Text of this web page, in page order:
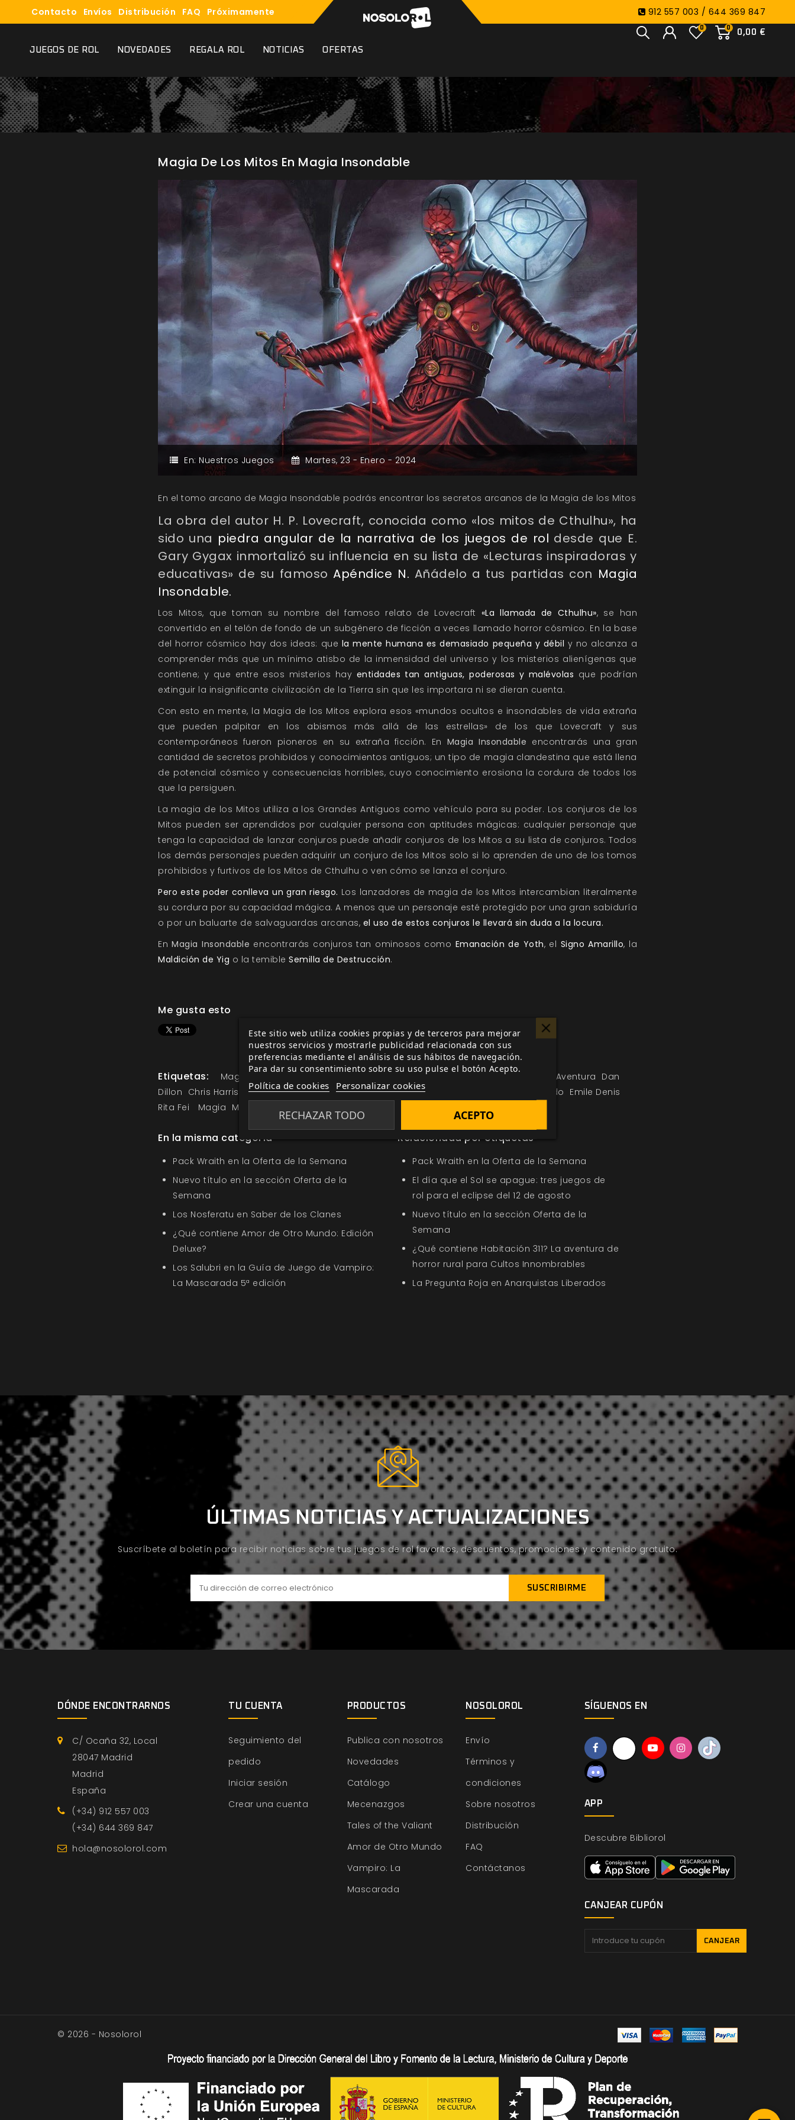
Contacto Envíos Distribución FAQ Próximamente 912 557 003 / 644 369 847
0
0,00 €
0
JUEGOS DE ROL NOVEDADES REGALA ROL NOTICIAS OFERTAS
Magia De Los Mitos En Magia Insondable
En: Nuestros Juegos Martes, 23 -Enero - 2024
En el tomo arcano de Magia Insondable podrás encontrar los secretos arcanos de la Magia de los Mitos
La obra del autor H. P. Lovecraft, conocida como «los mitos de Cthulhu», ha
sido una piedra angular de la narrativa de los juegos de rol desde que E.
Gary Gygax inmortalizó su influencia en su lista de «Lecturas inspiradoras y
educativas» de su famosoApéndice N. Añádelo a tus partidas con Magia
Insondable.
Los Mitos, que toman su nombre del famoso relato de Lovecraft «La llamada de Cthulhu», se han
convertido en el telón de fondo de un subgénero de ficción a veces llamado horror cósmico. En la base
del horror cósmico hay dos ideas: que la mente humana es demasiado pequeña y débil y no alcanza a
comprender más que un mínimo atisbo de la inmensidad del universo y los misterios alienígenas que
contiene; y que entre esos misterios hay entidades tan antiguas, poderosas y malévolas que podrían
extinguir la insignificante civilización de la Tierra sin que les importara ni se dieran cuenta.
Con esto en mente, la Magia de los Mitos explora esos «mundos ocultos e insondables de vida extraña
que pueden palpitar en los abismos más allá de las estrellas» de los que Lovecraft y sus
contemporáneos fueron pioneros en su extraña ficción. En Magia Insondable encontrarás una gran
cantidad de secretos prohibidos y conocimientos antiguos; un tipo de magia clandestina que está llena
de potencial cósmico y consecuencias horribles, cuyo conocimiento erosiona la cordura de todos los
que la persiguen.
La magia de los Mitos utiliza a los Grandes Antiguos como vehículo para su poder. Los conjuros de los
Mitos pueden ser aprendidos por cualquier persona con aptitudes mágicas: cualquier personaje que
tenga la capacidad de lanzar conjuros puede añadir conjuros de los Mitos a su lista de conjuros. Todos
los demás personajes pueden adquirir un conjuro de los Mitos solo si lo aprenden de uno de los tomos
prohibidos y furtivos de los Mitos de Cthulhu o ven cómo se lanza el conjuro.
Pero este poder conlleva un gran riesgo. Los lanzadores de magia de los Mitos intercambian literalmente
su cordura por su capacidad mágica. A menos que un personaje esté protegido por una gran sabiduría
o por un baluarte de salvaguardas arcanas, el uso de estos conjuros le llevará sin duda a la locura.
EnMagia Insondable encontrarás conjuros tan ominosos como Emanación de Yoth, el Signo Amarillo, la
Maldición de Yig o la temible Semilla de Destrucción.
Me gusta esto
Etiquetas: Magia Insondable Fantasía Exploración Aventura Dan
Dillon Chris Harris Jeff Lee Wolfgang Baur Scott Carter Matthew Corley Marcel Mercado Emile Denis
Rita Fei
Magia Magos
En la misma categoría
Pack Wraith en la Oferta de la Semana
Nuevo título en la sección Oferta de la
Semana
Los Nosferatu en Saber de los Clanes
¿Qué contiene Amor de Otro Mundo: Edición
Deluxe?
Los Salubri en la Guía de Juego de Vampiro:
La Mascarada 5ª edición
Relacionada por etiquetas
Pack Wraith en la Oferta de la Semana
El día que el Sol se apague: tres juegos de
rol para el eclipse del 12 de agosto
Nuevo título en la sección Oferta de la
Semana
¿Qué contiene Habitación 311? La aventura de
horror rural para Cultos Innombrables
La Pregunta Roja en Anarquistas Liberados
ÚLTIMAS NOTICIAS Y ACTUALIZACIONES
Suscríbete al boletín para recibir noticias sobre tus juegos de rol favoritos, descuentos, promociones y contenido gratuito.
DÓNDE ENCONTRARNOS
C/ Ocaña 32, Local
28047 Madrid
Madrid
España
(+34) 912 557 003
(+34) 644 369 847
hola@nosolorol.com
TU CUENTA
Seguimiento del
pedido
Iniciar sesión
Crear una cuenta
PRODUCTOS
Publica con nosotros
Novedades
Catálogo
Mecenazgos
Tales of the Valiant
Amor de Otro Mundo
Vampiro: La
Mascarada
NOSOLOROL
Envío
Términos y
condiciones
Sobre nosotros
Distribución
FAQ
Contáctanos
SÍGUENOS EN
Este sitio web utiliza cookies propias y de terceros para mejorar
nuestros servicios y mostrarle publicidad relacionada con sus
preferencias mediante el análisis de sus hábitos de navegación.
Para dar su consentimiento sobre su uso pulse el botón Acepto.
Política de cookies Personalizar cookies
RECHAZAR TODO ACEPTO
APP
Descubre Bibliorol
CANJEAR CUPÓN
CANJEAR
© 2026 - Nosolorol